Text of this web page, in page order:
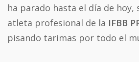
ha parado hasta el día de hoy,
atleta profesional de la IFBB
pisando tarimas por todo el